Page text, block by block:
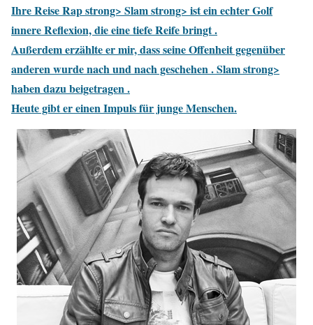
Ihre ReiseRap strong> Slam strong> ist ein echter Golf
innere Reflexion, die eine tiefe Reife bringt .
Außerdem erzählte er mir, dass seine Offenheit gegenüber
anderen wurde nach und nach geschehen .Slam strong>
haben dazu beigetragen .
Heute gibt er einen Impuls für junge Menschen.